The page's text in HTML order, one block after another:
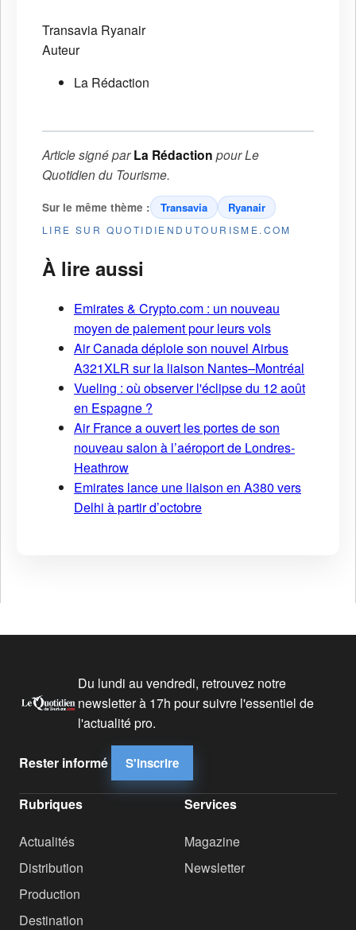
Transavia Ryanair
Auteur
La Rédaction
Article signé parLa Rédaction pourLe
Quotidien du Tourisme.
Sur le même thème : Transavia Ryanair
LIRE SUR QUOTIDIENDUTOURISME.COM
À lire aussi
Emirates & Crypto.com : un nouveau
moyen de paiement pour leurs vols
Air Canada déploie son nouvel Airbus
A321XLR sur la liaison Nantes–Montréal
Vueling : où observer l'éclipse du 12 août
en Espagne ?
Air France a ouvert les portes de son
nouveau salon à l’aéroport de Londres-
Heathrow
Emirates lance une liaison en A380 vers
Delhi à partir d’octobre
Du lundi au vendredi, retrouvez notre
newsletter à 17h pour suivre l'essentiel de
l'actualité pro.
Rester informé S'inscrire
Rubriques
Actualités
Distribution
Production
Destination
Services
Magazine
Newsletter